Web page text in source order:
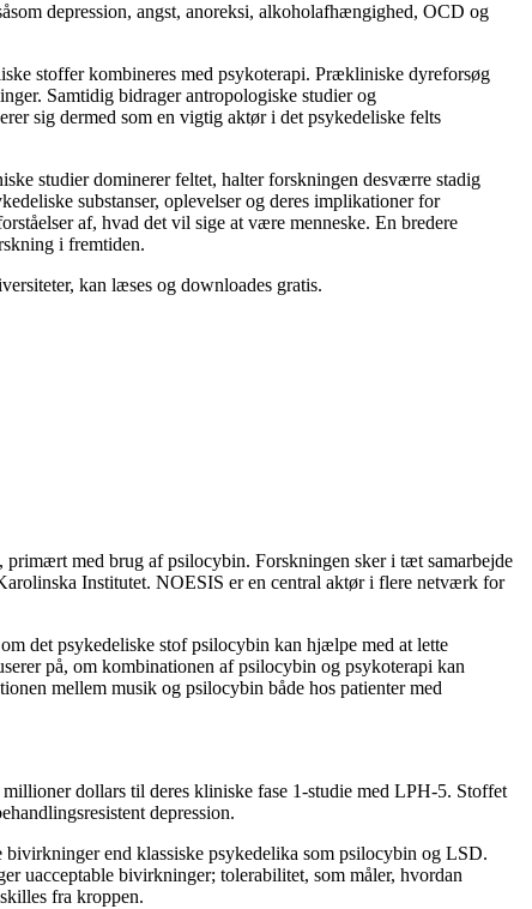
depression, angst, anoreksi, alkoholafhængighed, OCD og
stoffer kombineres med psykoterapi. Prækliniske dyreforsøg
Samtidig bidrager antropologiske studier og
sig dermed som en vigtig aktør i det psykedeliske felts
studier dominerer feltet, halter forskningen desværre stadig
substanser, oplevelser og deres implikationer for
af, hvad det vil sige at være menneske. En bredere
i fremtiden.
kan læses og downloades gratis.
med brug af psilocybin. Forskningen sker i tæt samarbejde
Institutet. NOESIS er en central aktør i flere netværk for
det psykedeliske stof psilocybin kan hjælpe med at lette
på, om kombinationen af psilocybin og psykoterapi kan
mellem musik og psilocybin både hos patienter med
dollars til deres kliniske fase 1-studie med LPH-5. Stoffet
depression.
end klassiske psykedelika som psilocybin og LSD.
uacceptable bivirkninger; tolerabilitet, som måler, hvordan
fra kroppen.